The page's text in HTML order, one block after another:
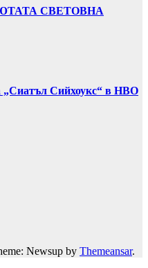
СВЕТОВНА
„Сиатъл Сийхоукс“ в HBO
Newsup by Themeansar.